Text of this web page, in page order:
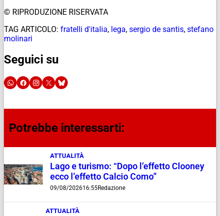
© RIPRODUZIONE RISERVATA
TAG ARTICOLO: fratelli d'italia, lega, sergio de santis, stefano
molinari
Seguici su
Potrebbe interessarti:
ATTUALITÀ
Lago e turismo: “Dopo l’effetto Clooney
ecco l’effetto Calcio Como”
09/08/202616:55Redazione
ATTUALITÀ